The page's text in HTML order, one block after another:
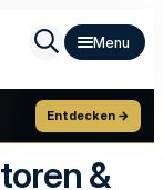
Entdecken →
&